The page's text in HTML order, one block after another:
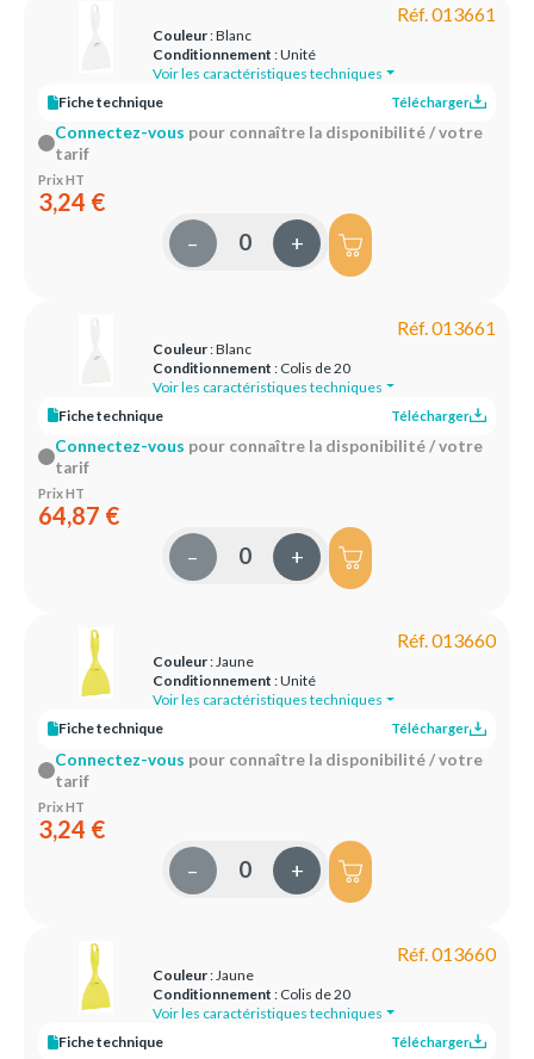
Réf. 013661
Couleur: Blanc
Conditionnement : Unité
Voir les caractéristiques techniques
Fiche technique
Télécharger
Connectez-vous pour connaître la disponibilité / votre
tarif
Prix HT
3,24 €
– +
Réf. 013661
Couleur: Blanc
Conditionnement : Colis de 20
Voir les caractéristiques techniques
Fiche technique
Télécharger
Connectez-vous pour connaître la disponibilité / votre
tarif
Prix HT
64,87 €
– +
Réf. 013660
Couleur: Jaune
Conditionnement : Unité
Voir les caractéristiques techniques
Fiche technique
Télécharger
Connectez-vous pour connaître la disponibilité / votre
tarif
Prix HT
3,24 €
– +
Réf. 013660
Couleur: Jaune
Conditionnement : Colis de 20
Voir les caractéristiques techniques
Fiche technique
Télécharger